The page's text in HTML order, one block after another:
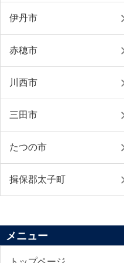
伊丹市
赤穂市
川西市
三田市
たつの市
揖保郡太子町
メニュー